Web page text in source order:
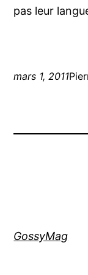
pas leur
mars 1, 2011
GossyMag